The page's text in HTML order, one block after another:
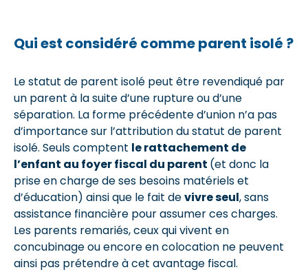
Qui est considéré comme parent isolé ?
Le statut de parent isolé peut être revendiqué par
un parent à la suite d’une rupture ou d’une
séparation. La forme précédente d’union n’a pas
d’importance sur l’attribution du statut de parent
isolé. Seuls comptent le rattachement de
l’enfant au foyer fiscal du parent (et donc la
prise en charge de ses besoins matériels et
d’éducation) ainsi que le fait devivre seul, sans
assistance financière pour assumer ces charges.
Les parents remariés, ceux qui vivent en
concubinage ou encore en colocation ne peuvent
ainsi pas prétendre à cet avantage fiscal.